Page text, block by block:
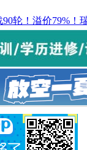
90轮！溢价79%！